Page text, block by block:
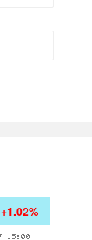
+1.02%